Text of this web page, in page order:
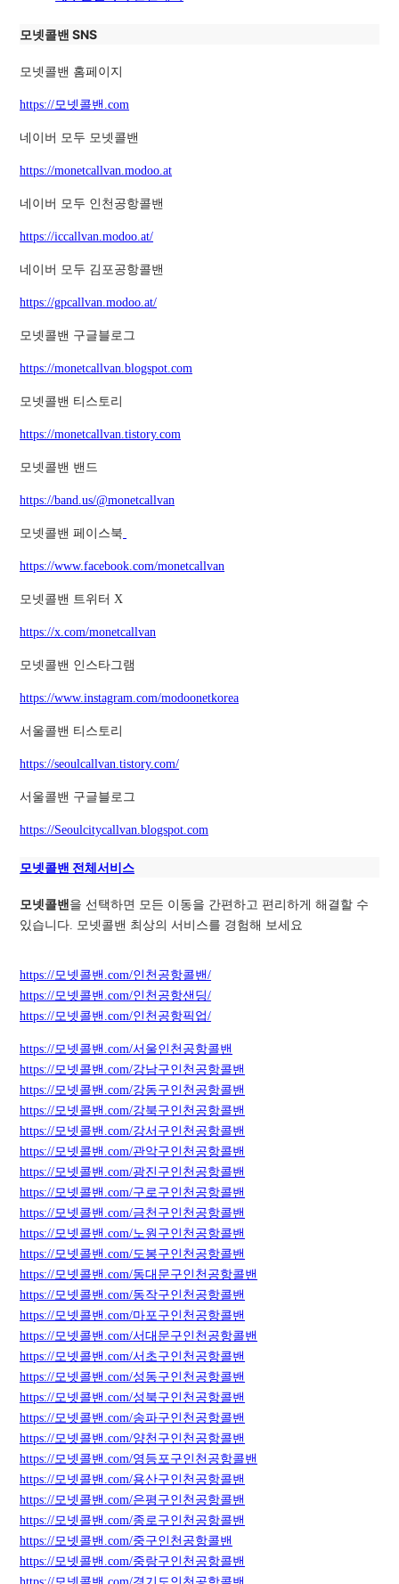
모넷콜밴 SNS
모넷콜밴 홈페이지
https://모넷콜밴.com
네이버 모두 모넷콜밴
https://monetcallvan.modoo.at
네이버 모두 인천공항콜밴
https://iccallvan.modoo.at/
네이버 모두 김포공항콜밴
https://gpcallvan.modoo.at/
모넷콜밴 구글블로그
https://monetcallvan.blogspot.com
모넷콜밴 티스토리
https://monetcallvan.tistory.com
모넷콜밴 밴드
https://band.us/@monetcallvan
모넷콜밴 페이스북
https://www.facebook.com/monetcallvan
모넷콜밴 트위터 X
https://x.com/monetcallvan
모넷콜밴 인스타그램
https://www.instagram.com/modoonetkorea
서울콜밴 티스토리
https://seoulcallvan.tistory.com/
서울콜밴 구글블로그
https://Seoulcitycallvan.blogspot.com
모넷콜밴 전체서비스
모넷콜밴을 선택하면 모든 이동을 간편하고 편리하게 해결할 수
있습니다. 모넷콜밴 최상의 서비스를 경험해 보세요
https://모넷콜밴.com/인천공항콜밴/
https://모넷콜밴.com/인천공항샌딩/
https://모넷콜밴.com/인천공항픽업/
https://모넷콜밴.com/서울인천공항콜밴
https://모넷콜밴.com/강남구인천공항콜밴
https://모넷콜밴.com/강동구인천공항콜밴
https://모넷콜밴.com/강북구인천공항콜밴
https://모넷콜밴.com/강서구인천공항콜밴
https://모넷콜밴.com/관악구인천공항콜밴
https://모넷콜밴.com/광진구인천공항콜밴
https://모넷콜밴.com/구로구인천공항콜밴
https://모넷콜밴.com/금천구인천공항콜밴
https://모넷콜밴.com/노원구인천공항콜밴
https://모넷콜밴.com/도봉구인천공항콜밴
https://모넷콜밴.com/동대문구인천공항콜밴
https://모넷콜밴.com/동작구인천공항콜밴
https://모넷콜밴.com/마포구인천공항콜밴
https://모넷콜밴.com/서대문구인천공항콜밴
https://모넷콜밴.com/서초구인천공항콜밴
https://모넷콜밴.com/성동구인천공항콜밴
https://모넷콜밴.com/성북구인천공항콜밴
https://모넷콜밴.com/송파구인천공항콜밴
https://모넷콜밴.com/양천구인천공항콜밴
https://모넷콜밴.com/영등포구인천공항콜밴
https://모넷콜밴.com/용산구인천공항콜밴
https://모넷콜밴.com/은평구인천공항콜밴
https://모넷콜밴.com/종로구인천공항콜밴
https://모넷콜밴.com/중구인천공항콜밴
https://모넷콜밴.com/중랑구인천공항콜밴